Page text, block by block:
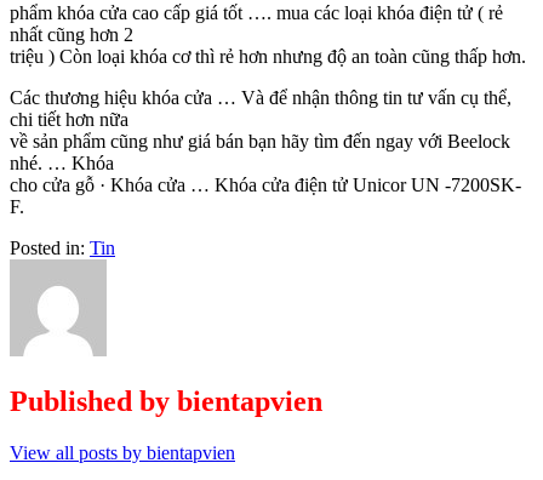
phẩm khóa cửa cao cấp giá tốt …. mua các loại khóa điện tử ( rẻ
nhất cũng hơn 2
triệu ) Còn loại khóa cơ thì rẻ hơn nhưng độ an toàn cũng thấp hơn.
Các thương hiệu khóa cửa … Và để nhận thông tin tư vấn cụ thể,
chi tiết hơn nữa
về sản phẩm cũng như giá bán bạn hãy tìm đến ngay với Beelock
nhé. … Khóa
cho cửa gỗ · Khóa cửa … Khóa cửa điện tử Unicor UN -7200SK-
F.
Posted in: Tin
Published by bientapvien
View all posts by bientapvien